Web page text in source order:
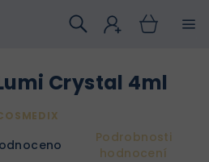
Crystal 4ml
Podrobnosti
hodnocení